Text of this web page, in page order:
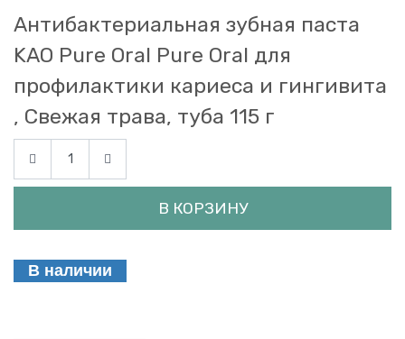
Антибактериальная зубная паста
KAO Pure Oral Pure Oral для
профилактики кариеса и гингивита
, Свежая трава, туба 115 г
В КОРЗИНУ
В наличии